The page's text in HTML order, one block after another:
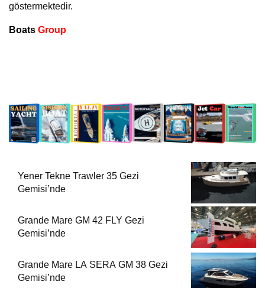
göstermektedir.
Boats Group
Yener Tekne Trawler 35 Gezi
Gemisi’nde
Grande Mare GM 42 FLY Gezi
Gemisi’nde
Grande Mare LA SERA GM 38 Gezi
Gemisi’nde